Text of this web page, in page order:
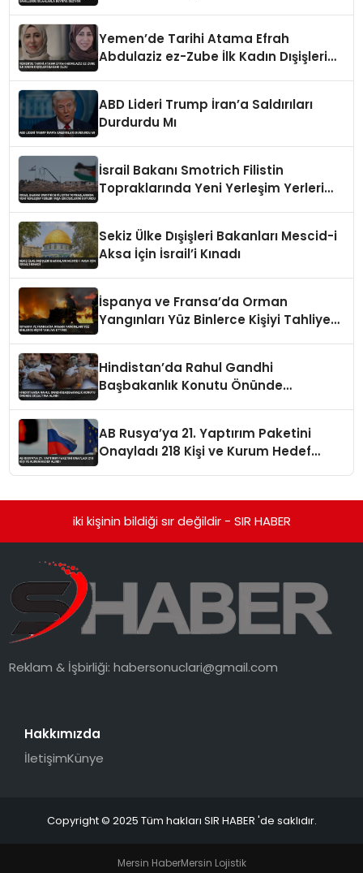
Yemen’de Tarihi Atama Efrah
Abdulaziz ez-Zube İlk Kadın Dışişleri
ABD Lideri Trump İran’a Saldırıları
Durdurdu Mı
İsrail Bakanı Smotrich Filistin
Topraklarında Yeni Yerleşim Yerleri
Sekiz Ülke Dışişleri Bakanları Mescid-i
Aksa İçin İsrail’i Kınadı
İspanya ve Fransa’da Orman
Yangınları Yüz Binlerce Kişiyi Tahliye
Hindistan’da Rahul Gandhi
Başbakanlık Konutu Önünde
AB Rusya’ya 21. Yaptırım Paketini
Onayladı 218 Kişi ve Kurum Hedef
iki kişinin bildiği sır değildir - SIR HABER
Reklam & İşbirliği:habersonuclari@gmail.com
Hakkımızda
İletişimKünye
Copyright © 2025 Tüm hakları SIR HABER 'de saklıdır.
Mersin HaberMersin Lojistik